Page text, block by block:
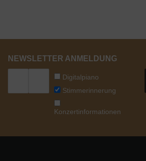
NEWSLETTER ANMELDUNG
Digitalpiano
Stimmerinnerung
Konzertinformationen